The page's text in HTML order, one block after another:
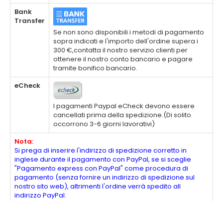
Bank
Transfer
Se non sono disponibili i metodi di pagamento
sopra indicati e l'importo dell'ordine supera i
300 €,contatta il nostro servizio clienti per
ottenere il nostro conto bancario e pagare
tramite bonifico bancario.
eCheck
I pagamenti Paypal eCheck devono essere
cancellati prima della spedizione.(Di solito
occorrono 3-6 giorni lavorativi)
Nota:
Si prega di inserire l'indirizzo di spedizione corretto in
inglese durante il pagamento con PayPal, se si sceglie
"Pagamento express con PayPal" come procedura di
pagamento (senza fornire un indirizzo di spedizione sul
nostro sito web), altrimenti l'ordine verrà spedito all
indirizzo PayPal.